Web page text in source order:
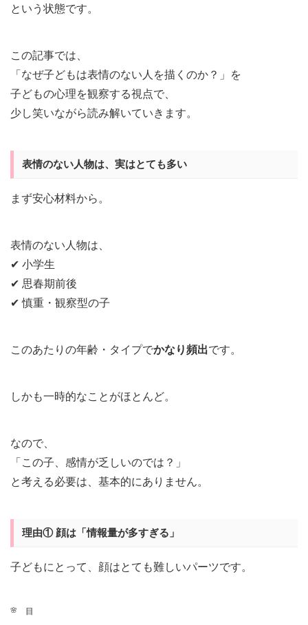
という状態です。
この記事では、
「なぜ子どもは表情のない人を描くのか？」を
子どもの心理を観察する視点で、
少し笑いながら読み解いていきます。
表情のない人物は、実はとても多い
まず安心材料から。
表情のない人物は、
✔ 小学生
✔ 思春期前後
✔ 慎重・観察型の子
このあたりの年齢・タイプでかなり頻出です。
しかも一時的なことがほとんど。
なので、
「この子、感情が乏しいのでは？」
と考える必要は、基本的にありません。
理由① 顔は「情報量が多すぎる」
子どもにとって、顔はとても難しいパーツです。
目